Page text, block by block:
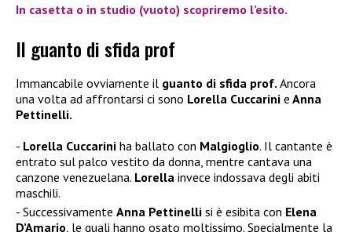
In casetta o in studio (vuoto) scopriremo l’esito.
Il guanto di sfida prof
Immancabile ovviamente il guanto di sfida prof. Ancora
una volta ad affrontarsi ci sono Lorella Cuccarini e Anna
Pettinelli.
Lorella Cuccarini ha ballato con Malgioglio. Il cantante è
entrato sul palco vestito da donna, mentre cantava una
canzone venezuelana. Lorella invece indossava degli abiti
maschili.
Successivamente Anna Pettinelli si è esibita con Elena
D’Amario, le quali hanno osato moltissimo. Specialmente la